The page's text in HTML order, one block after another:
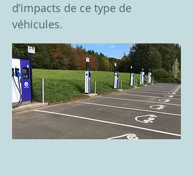
d’impacts de ce type de
véhicules.